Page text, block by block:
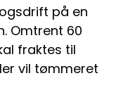
på en
Omtrent 60
fraktes til
vil tømmeret